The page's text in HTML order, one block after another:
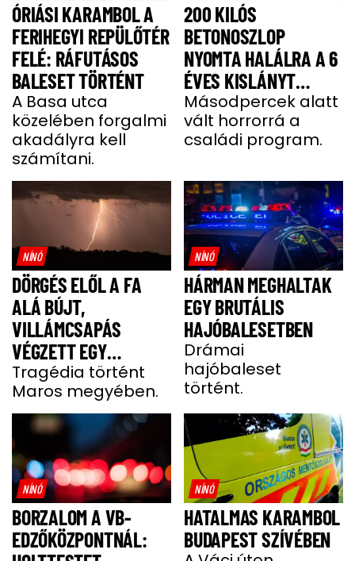
ÓRIÁSI KARAMBOL A
FERIHEGYI REPÜLŐTÉR
FELÉ: RÁFUTÁSOS
BALESET TÖRTÉNT
A Basa utca
közelében forgalmi
akadályra kell
számítani.
200 KILÓS
BETONOSZLOP
NYOMTA HALÁLRA A 6
ÉVES KISLÁNYT
HEVESBEN
Másodpercek alatt
vált horrorrá a
családi program.
NÍNÓ
DÖRGÉS ELŐL A FA
ALÁ BÚJT,
VILLÁMCSAPÁS
VÉGZETT EGY
FÉRFIVEL
Tragédia történt
Maros megyében.
NÍNÓ
HÁRMAN MEGHALTAK
EGY BRUTÁLIS
HAJÓBALESETBEN
Drámai
hajóbaleset
történt.
NÍNÓ
BORZALOM A VB-
EDZŐKÖZPONTNÁL:
NÍNÓ
HATALMAS KARAMBOL
BUDAPEST SZÍVÉBEN